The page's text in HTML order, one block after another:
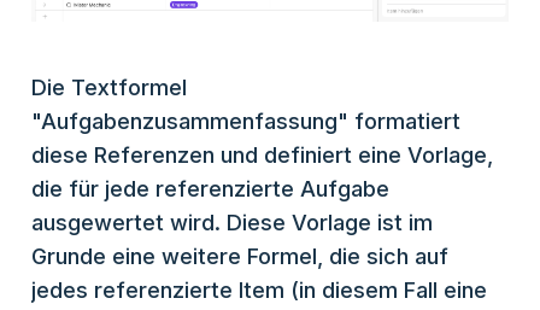
Die Textformel
"Aufgabenzusammenfassung" formatiert
diese Referenzen und definiert eine Vorlage,
die für jede referenzierte Aufgabe
ausgewertet wird. Diese Vorlage ist im
Grunde eine weitere Formel, die sich auf
jedes referenzierte Item (in diesem Fall eine